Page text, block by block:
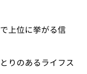
上位に挙がる信
りのあるライフス